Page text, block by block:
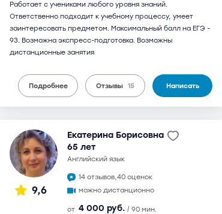
Работает с учениками любого уровня знаний.
Ответственно подходит к учебному процессу, умеет
заинтересовать предметом. Максимальный балл на ЕГЭ -
93. Возможна экспресс-подготовка. Возможны
дистанционные занятия
Подробнее Отзывы 15 Написать
9,6
Екатерина Борисовна
65 лет
английский язык
14 отзывов,40 оценок
можно дистанционно
от 4 000 руб. / 90 мин.